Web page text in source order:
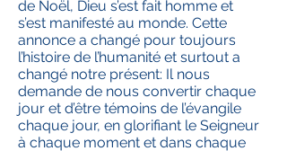
de Noël, Dieu s’est fait homme et
s’est manifesté au monde. Cette
annonce a changé pour toujours
l’histoire de l’humanité et surtout a
changé notre présent: Il nous
demande de nous convertir chaque
jour et d’être témoins de l’évangile
chaque jour, en glorifiant le Seigneur
à chaque moment et dans chaque